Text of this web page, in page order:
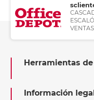
Herramientas
Información